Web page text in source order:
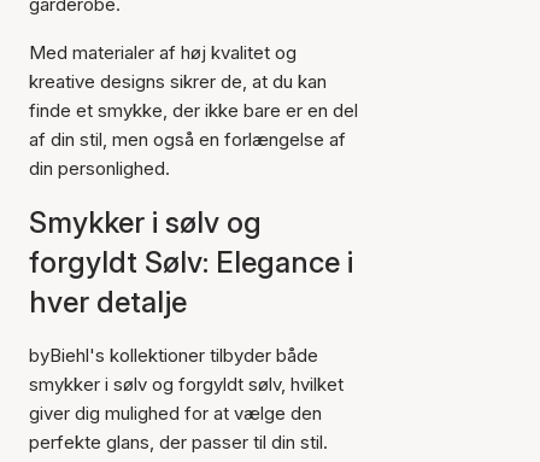
Med materialer af høj kvalitet og
kreative designs sikrer de, at du kan
finde et smykke, der ikke bare er en del
af din stil, men også en forlængelse af
din personlighed.
Smykker i sølv og
forgyldt Sølv: Elegance i
hver detalje
byBiehl's kollektioner tilbyder både
smykker i sølv og forgyldt sølv, hvilket
giver dig mulighed for at vælge den
perfekte glans, der passer til din stil.